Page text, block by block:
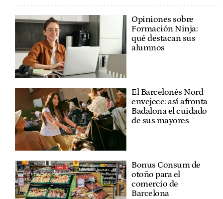
Opiniones sobre
Formación Ninja:
qué destacan sus
alumnos
El Barcelonès Nord
envejece: así afronta
Badalona el cuidado
de sus mayores
Bonus Consum de
otoño para el
comercio de
Barcelona